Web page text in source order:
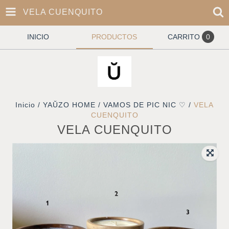
VELA CUENQUITO
INICIO PRODUCTOS CARRITO 0
Inicio / YAŬZO HOME / VAMOS DE PIC NIC ♡ / VELA
CUENQUITO
VELA CUENQUITO